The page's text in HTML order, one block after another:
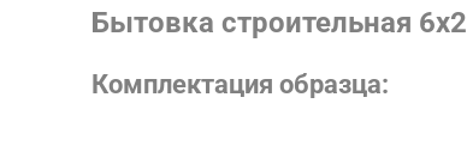
Бытовка строительная
Комплектация образца: